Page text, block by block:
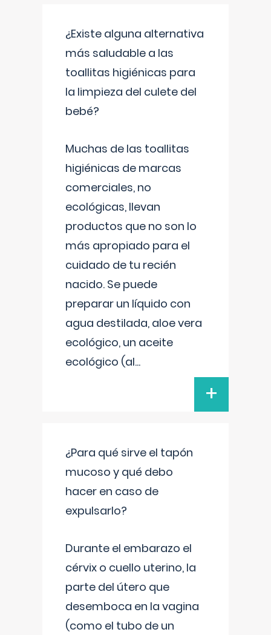
¿Existe alguna alternativa
más saludable a las
toallitas higiénicas para
la limpieza del culete del
bebé?
Muchas de las toallitas
higiénicas de marcas
comerciales, no
ecológicas, llevan
productos que no son lo
más apropiado para el
cuidado de tu recién
nacido. Se puede
preparar un líquido con
agua destilada, aloe vera
ecológico, un aceite
ecológico (al...
+
¿Para qué sirve el tapón
mucoso y qué debo
hacer en caso de
expulsarlo?
Durante el embarazo el
cérvix o cuello uterino, la
parte del útero que
desemboca en la vagina
(como el tubo de un